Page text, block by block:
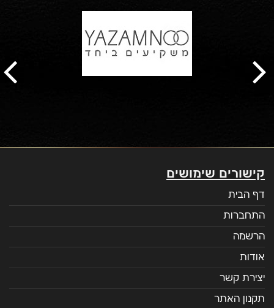
קישורים שימושים
דף הבית
התחברות
הרשמה
אודות
יצירת קשר
תקנון האתר